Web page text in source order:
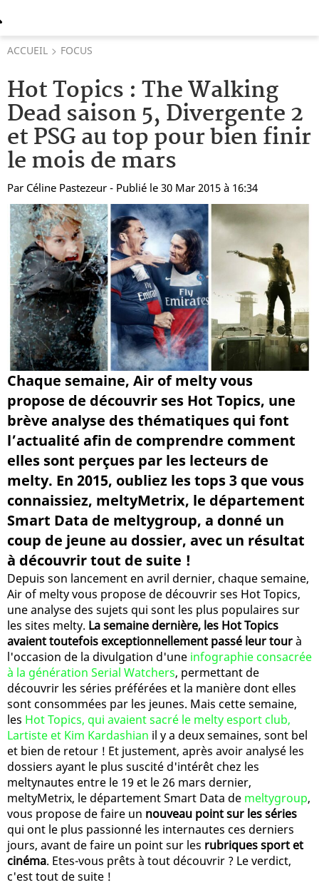
ACCUEIL FOCUS
Hot Topics : The Walking
Dead saison 5, Divergente 2
et PSG au top pour bien finir
le mois de mars
Par Céline Pastezeur - Publié le 30 Mar 2015 à 16:34
Chaque semaine, Air of melty vous
propose de découvrir ses Hot Topics, une
brève analyse des thématiques qui font
l’actualité afin de comprendre comment
elles sont perçues par les lecteurs de
melty. En 2015, oubliez les tops 3 que vous
connaissiez, meltyMetrix, le département
Smart Data de meltygroup, a donné un
coup de jeune au dossier, avec un résultat
à découvrir tout de suite !
Depuis son lancement en avril dernier, chaque semaine,
Air of melty vous propose de découvrir ses Hot Topics,
une analyse des sujets qui sont les plus populaires sur
les sites melty. La semaine dernière, les Hot Topics
avaient toutefois exceptionnellement passé leur tourà
l'occasion de la divulgation d'une infographie consacrée
à la génération Serial Watchers, permettant de
découvrir les séries préférées et la manière dont elles
sont consommées par les jeunes. Mais cette semaine,
les Hot Topics, qui avaient sacré le melty esport club,
Lartiste et Kim Kardashian il y a deux semaines, sont bel
et bien de retour ! Et justement, après avoir analysé les
dossiers ayant le plus suscité d'intérêt chez les
meltynautes entre le 19 et le 26 mars dernier,
meltyMetrix, le département Smart Data de meltygroup,
vous propose de faire un nouveau point sur les séries
qui ont le plus passionné les internautes ces derniers
jours, avant de faire un point sur les rubriques sport et
cinéma. Etes-vous prêts à tout découvrir ? Le verdict,
c'est tout de suite !